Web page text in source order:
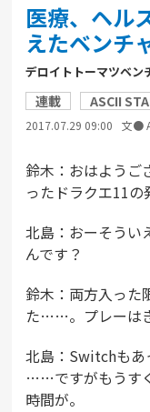
医療、ヘル
えたベンチ
デロイトトーマツベン
連載 ASCII
2017.07.29 09:00 文●
鈴木：おはようご
ったドラクエ11の
北島：おーそうい
んです？
鈴木：両方入った
た……。プレーは
北島：Switchもあ
……ですがもうす
時間が。